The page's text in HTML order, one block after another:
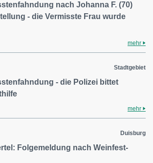
nach Johanna F. (70)
- die Vermisste Frau wurde
mehr
Stadtgebiet
- die Polizei bittet
mehr
Duisburg
Folgemeldung nach Weinfest-